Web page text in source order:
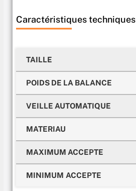
Caractéristiques techniques
TAILLE
POIDS DE LA BALANCE
VEILLE AUTOMATIQUE
MATERIAU
MAXIMUM ACCEPTE
MINIMUM ACCEPTE